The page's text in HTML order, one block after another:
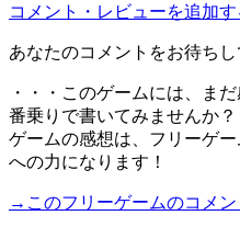
コメント・レビューを追加す
あなたのコメントをお待ちし
・・・このゲームには、ま
番乗りで書いてみませんか？
ゲームの感想は、フリーゲ
への力になります！
→このフリーゲームのコメ